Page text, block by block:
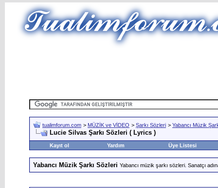
tualimforum.com > MÜZİK ve VİDEO > Şarkı Sözleri > Yabancı Müzik
Lucie Silvas Şarkı Sözleri ( Lyrics )
Kayıt ol Yardım Üye Listesi
Yabancı Müzik Şarkı Sözleri Yabancı müzik şarkı sözleri. Sanatçı